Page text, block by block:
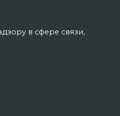
в сфере связи,